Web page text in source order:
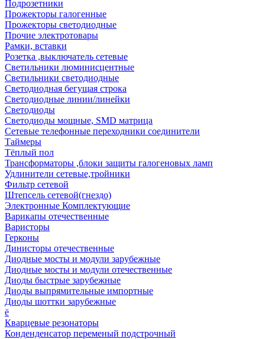
Подрозетники
Прожекторы галогенные
Прожекторы светодиодные
Прочие электротовары
Рамки, вставки
Розетка ,выключатель сетевые
Светильники люминисцентные
Светильники светодиодные
Светодиодная бегущая строка
Светодиодные линии/линейки
Светодиоды
Светодиоды мощные, SMD матрица
Сетевые телефонные переходники соединители
Таймеры
Тёплый пол
Трансформаторы ,блоки защиты галогеновых ламп
Удлинители сетевые,тройники
Фильтр сетевой
Штепсель сетевой(гнездо)
Электронные Комплектующие
Варикапы отечественные
Варисторы
Герконы
Динисторы отечественные
Диодные мосты и модули зарубежные
Диодные мосты и модули отечественные
Диоды быстрые зарубежные
Диоды выпрямительные импортные
Диоды шоттки зарубежные
ё
Кварцевые резонаторы
Конденденсатор переменый подстрочный